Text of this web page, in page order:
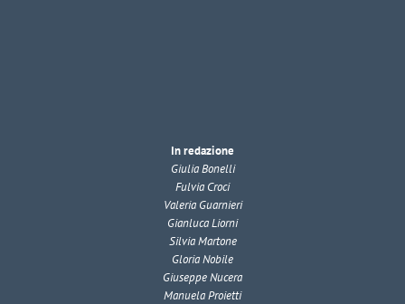
In redazione
Giulia Bonelli
Fulvia Croci
Valeria Guarnieri
Gianluca Liorni
Silvia Martone
Gloria Nobile
Giuseppe Nucera
Manuela Proietti